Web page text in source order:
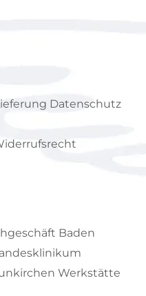
Datenschutz
Baden
Werkstätte